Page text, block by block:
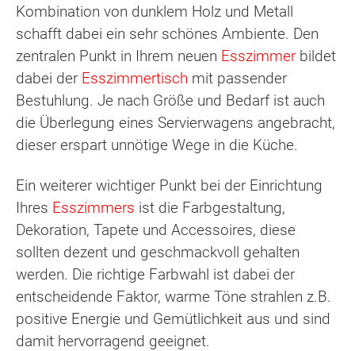
Kombination von dunklem Holz und Metall
schafft dabei ein sehr schönes Ambiente. Den
zentralen Punkt in Ihrem neuen Esszimmer bildet
dabei der Esszimmertisch mit passender
Bestuhlung. Je nach Größe und Bedarf ist auch
die Überlegung eines Servierwagens angebracht,
dieser erspart unnötige Wege in die Küche.
Ein weiterer wichtiger Punkt bei der Einrichtung
Ihres Esszimmers ist die Farbgestaltung,
Dekoration, Tapete und Accessoires, diese
sollten dezent und geschmackvoll gehalten
werden. Die richtige Farbwahl ist dabei der
entscheidende Faktor, warme Töne strahlen z.B.
positive Energie und Gemütlichkeit aus und sind
damit hervorragend geeignet.